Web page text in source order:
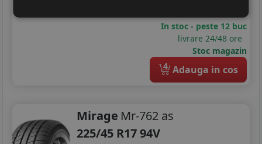
In stoc - peste 12 buc
livrare 24/48 ore
Stoc magazin
4 Adauga in cos
Mirage Mr-762 as
225/45 R17 94V